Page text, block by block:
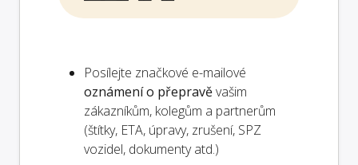
Posílejte značkové e-mailové
oznámení o přepravěvašim
zákazníkům, kolegům a partnerům
(štítky, ETA, úpravy, zrušení, SPZ
vozidel, dokumenty atd.)